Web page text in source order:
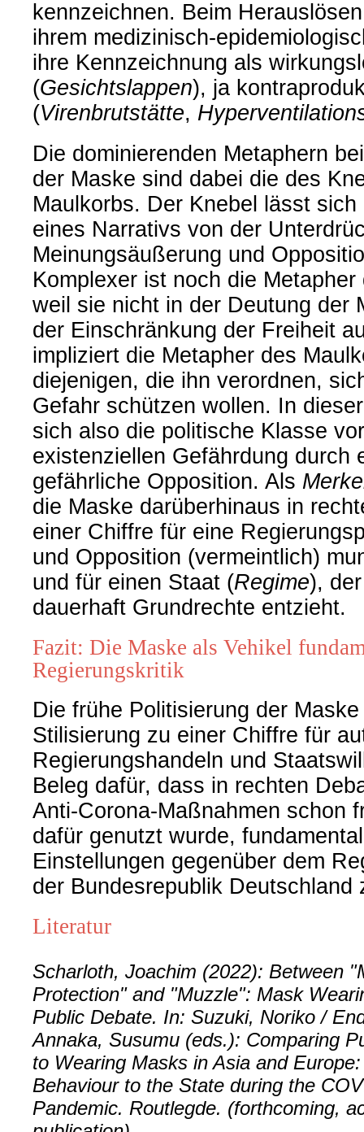
kennzeichnen. Beim
ihrem medizinisch-
ihre Kennzeichnung als
(Gesichtslappen), ja
(Virenbrutstätte,
Die dominierenden Metaphern
der Maske sind dabei die des
Maulkorbs. Der Knebel lässt
eines Narrativs von der
Meinungsäußerung und
Komplexer ist noch die
weil sie nicht in der Deutung der
der Einschränkung der Freiheit
impliziert die Metapher des
diejenigen, die ihn verordnen,
Gefahr schützen wollen. In
sich also die politische Klasse
existenziellen Gefährdung durch
gefährliche Opposition. Als
die Maske darüberhinaus in
einer Chiffre für eine
und Opposition (vermeintlich)
und für einen Staat (Regime),
dauerhaft Grundrechte entzieht.
Fazit: Die Maske als Vehikel
Regierungskritik
Die frühe Politisierung der
Stilisierung zu einer Chiffre für
Regierungshandeln und
Beleg dafür, dass in rechten
Anti-Corona-Maßnahmen schon
dafür genutzt wurde,
Einstellungen gegenüber dem
der Bundesrepublik Deutschland
Literatur
Scharloth, Joachim (2022): Between
Protection" and "Muzzle": Mask
Public Debate. In: Suzuki, Noriko /
Annaka, Susumu (eds.): Comparing
to Wearing Masks in Asia and
Behaviour to the State during the
Pandemic. Routlegde. (forthcoming,